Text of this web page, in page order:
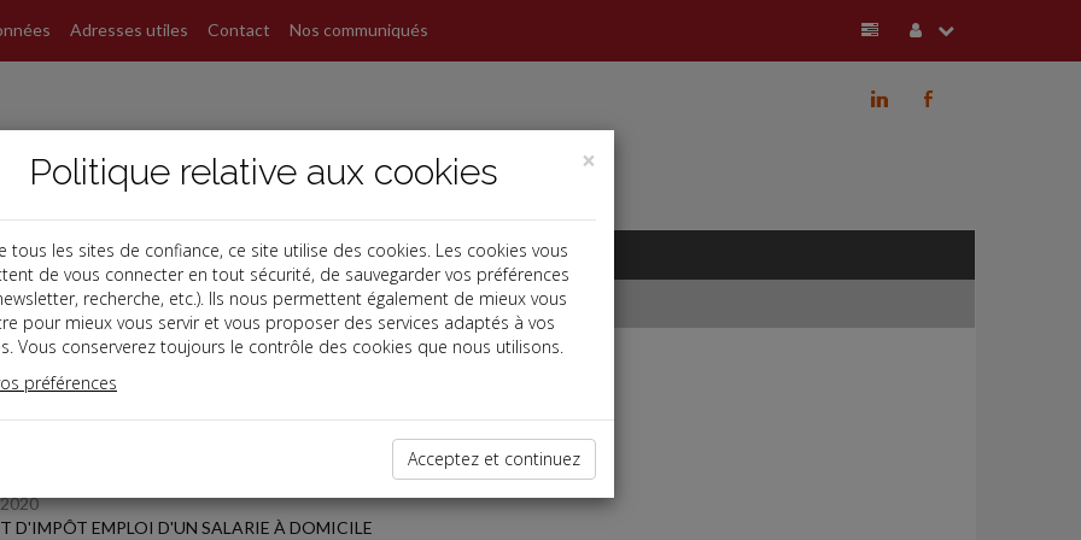
Adresses utiles Contact Nos communiqués
b
j
dernières dépêches
D'IMPÔT EMPLOI D'UN SALARIE À DOMICILE
×
Politique relative aux cookies
tous les sites de confiance, ce site utilise des cookies. Les cookies vous
de vous connecter en tout sécurité, de sauvegarder vos préférences
recherche, etc.). Ils nous permettent également de mieux vous
pour mieux vous servir et vous proposer des services adaptés à vos
Vous conserverez toujours le contrôle des cookies que nous utilisons.
préférences
Acceptez et continuez